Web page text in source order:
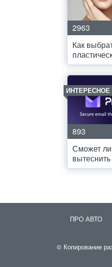
2963
Как
ИНТЕРЕСНОЕ
893
Сможет
ПРО АВТО
© Копирование